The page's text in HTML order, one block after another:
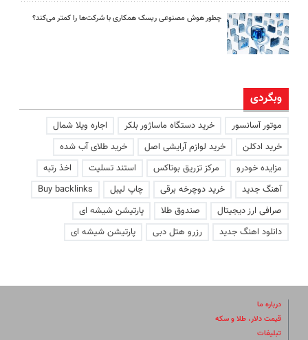
چطور هوش مصنوعی ریسک همکاری با شرکت‌ها را کمتر می‌کند؟
وبگردی
موتور آسانسور خرید دستگاه ماساژور بلکر
اجاره ویلا شمال
خرید ادکلن
خرید لوازم آرایشی اصل
خرید طلای آب شده
مزایده خودرو
مرکز تزریق بوتاکس استند تسلیت
اخذ رتبه
آهنگ جدید
خرید دوچرخه برقی چاپ لیبل
Buy backlinks
صرافی ارز دیجیتال
صندوق طلا
پارتیشن شیشه ای
دانلود اهنگ جدید
رزرو هتل دبی پارتیشن شیشه ای
درباره ما
قیمت دلار، طلا و سکه
تبلیغات